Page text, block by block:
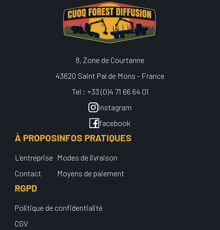
8, Zone de Courtanne
43620 Saint Pal de Mons - France
Tel : +33 (0)4 71 66 64 01
instagram
facebook
À PROPOS
L'entreprise
Contact
INFOS PRATIQUES
Modes de livraison
Moyens de paiement
RGPD
Politique de confidentialité
CGV